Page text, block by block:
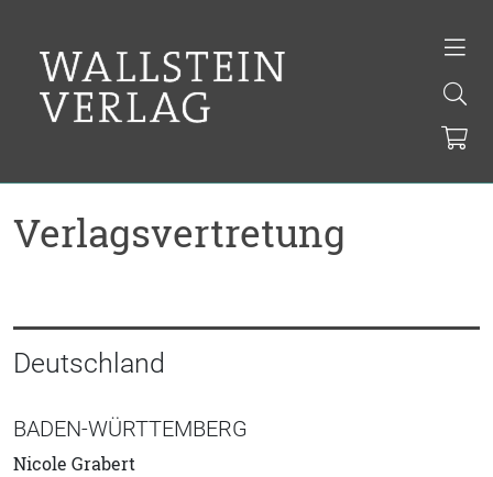
Verlagsvertretung
Deutschland
BADEN-WÜRTTEMBERG
Nicole Grabert